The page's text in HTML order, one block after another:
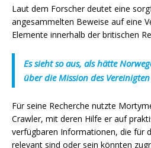
Laut dem Forscher deutet eine
angesammelten Beweise auf eine
Elemente innerhalb der britischen
Es sieht so aus, als hätte
über die Mission des
Für seine Recherche nutzte
Crawler, mit deren Hilfe er auf
verfügbaren Informationen, die für
relevant sind oder sein könnten